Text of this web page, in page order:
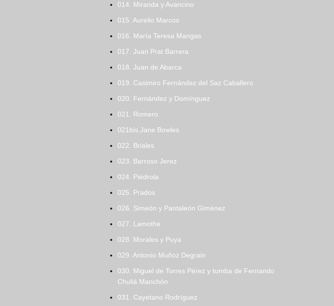
014. Miranda y Avancino
015. Aurelio Marcos
016. María Teresa Mangas
017. Juan Prat Barrera
018. Juan de Abarca
019. Casimiro Fernández del Saz Caballero
020. Fernández y Domínguez
021. Romero
021bis.Jane Bowles
022. Briales
023. Barroso Jerez
024. Piédrola
025. Prados
026. Simeón y Pantaleón Giménez
027. Lamothe
028. Morales y Puya
029. Antonio Muñoz Degrain
030. Miguel de Torres Pérez y tumba de Fernando
Chuliá Manchón
031. Cayetano Rodríguez